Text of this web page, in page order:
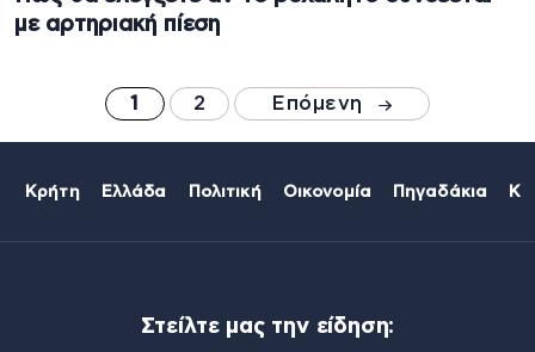
με αρτηριακή πίεση
1 2 Επόμενη
Κρήτη Ελλάδα Πολιτική Οικονομία Πηγαδάκια
Στείλτε μας την είδηση: